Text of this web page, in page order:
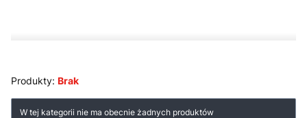
Produkty: Brak
Lista produktów
W tej kategorii nie ma obecnie żadnych produktów